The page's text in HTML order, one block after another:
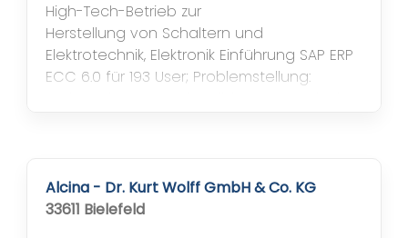
High-Tech-Betrieb zur
Herstellung von Schaltern und
Elektrotechnik, Elektronik Einführung SAP ERP
ECC 6.0 für 193 User; Problemstellung:
Prozess- und Systemlandschaft; Nutzen: Voll
integriertes System, Optimierung der
Alcina - Dr. Kurt Wolff GmbH & Co. KG
33611 Bielefeld